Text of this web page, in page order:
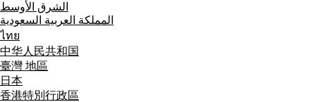
الشرق الأوسط
المملكة العربية السعودية
ไทย
中华人民共和国
臺灣 地區
日本
香港特別行政區